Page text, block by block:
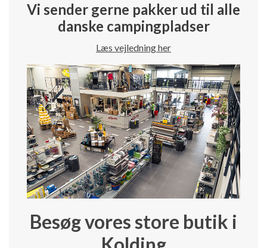
Vi sender gerne pakker ud til alle
danske campingpladser
Læs vejledning her
Besøg vores store butik i